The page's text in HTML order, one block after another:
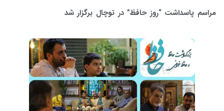
مراسم پاسداشت “روز حافظ” در توچال برگزار شد